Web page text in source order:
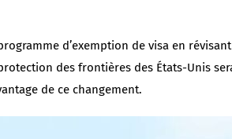
d’exemption de visa en
des frontières des États-Unis
de ce changement.